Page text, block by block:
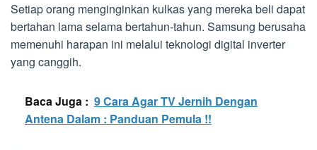
Setiap orang menginginkan kulkas yang mereka beli dapat
bertahan lama selama bertahun-tahun. Samsung berusaha
memenuhi harapan ini melalui teknologi digital inverter
yang canggih.
Baca Juga : 9 Cara Agar TV Jernih Dengan
Antena Dalam : Panduan Pemula !!